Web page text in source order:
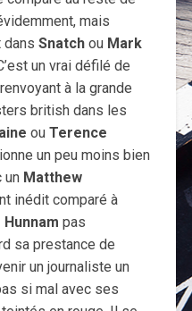
mais
dans Snatch ouMark
un vrai défilé de
à la grande
british dans les
ouTerence
un peu moins bien
un Matthew
inédit comparé à
pas
sa prestance de
un journaliste un
si mal avec ses